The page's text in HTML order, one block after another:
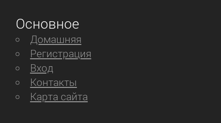
Основное
Домашняя
Регистрация
Вход
Контакты
Карта сайта